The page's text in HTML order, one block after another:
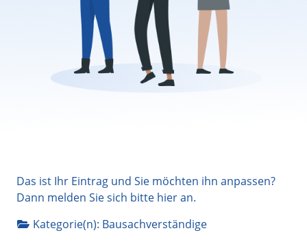
Das ist Ihr Eintrag und Sie möchten ihn anpassen?
Dann melden Sie sich bitte hieran.
Kategorie(n): Bausachverständige